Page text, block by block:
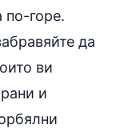
по-горе.
да
ви
и